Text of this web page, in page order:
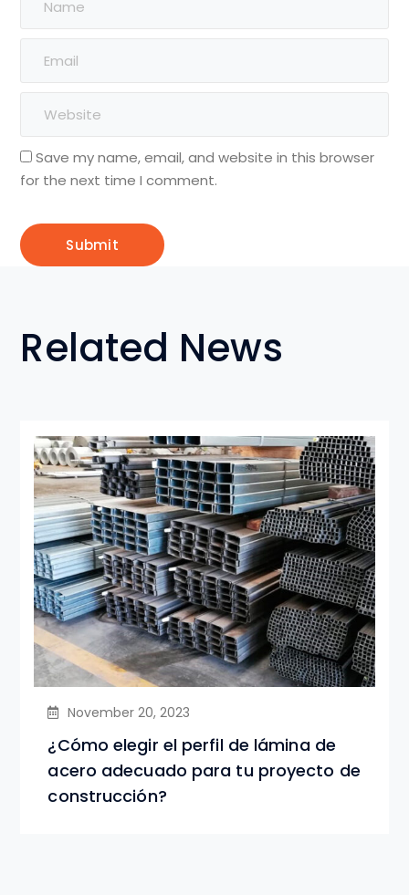
Save my name, email, and website in this browser
for the next time I comment.
Related News
November 20, 2023
¿Cómo elegir el perfil de lámina de
acero adecuado para tu proyecto de
construcción?